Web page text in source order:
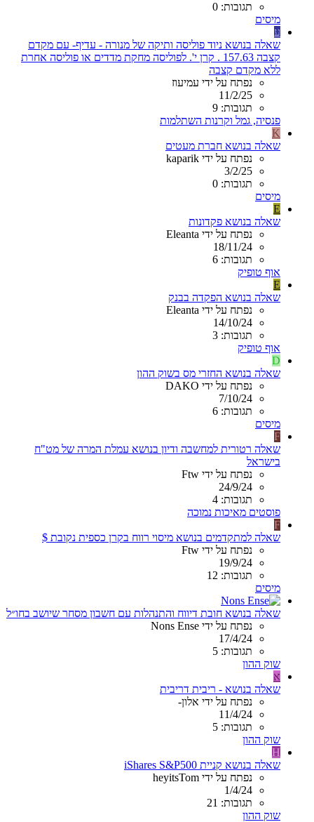
תגובות: 0
מיסים
ע
שאלה בנושא ניוד פוליסה ותיקה של מנורה - עדיף- עם מקדם
קצבה 157.63 . קרן י'. לפוליסה מחקת מדדים או פוליסה אחרת
ללא מקדם קצבה
נפתח על ידי עמיעוז
11/2/25
תגובות: 9
פנסיה, גמל וקרנות השתלמות
K
שאלה בנושא חברת מעטים
נפתח על ידי kaparik
3/2/25
תגובות: 0
מיסים
E
שאלה בנושא פקדונות
נפתח על ידי Eleanta
18/11/24
תגובות: 6
אוף טופיק
E
שאלה בנושא הפקדה בבנק
נפתח על ידי Eleanta
14/10/24
תגובות: 3
אוף טופיק
D
שאלה בנושא החזרי מס בשוק ההון
נפתח על ידי DAKO
7/10/24
תגובות: 6
מיסים
F
שאלה רטורית למחשבה ודיון בנושא עמלת המרה של מט"ח
בישראל
נפתח על ידי Ftw
24/9/24
תגובות: 4
פוסטים מאיכות נמוכה
F
שאלה למתקדמים בנושא מיסוי רווח בקרן כספית נקובת $
נפתח על ידי Ftw
19/9/24
תגובות: 12
מיסים
שאלה בנושא חובת דיווח והתנהלות עם חשבון מסחר שיושב בחו״ל
נפתח על ידי Nons Ense
17/4/24
תגובות: 5
שוק ההון
א
שאלה בנושא - ריבית דריבית
נפתח על ידי אלון-
11/4/24
תגובות: 5
שוק ההון
H
שאלה בנושא קניית iShares S&P500
נפתח על ידי heyitsTom
1/4/24
תגובות: 21
שוק ההון